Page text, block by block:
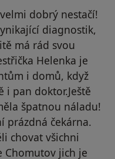
dobrý nestačí!
diagnostik,
má rád svou
Helenka je
i domů, když
i pan doktor.Ještě
špatnou náladu!
prázdná čekárna.
chovat všichni
Chomutov jich je